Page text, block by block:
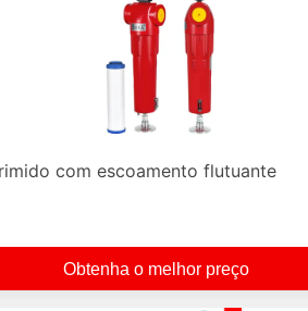
com escoamento flutuante
Obtenha o melhor preço